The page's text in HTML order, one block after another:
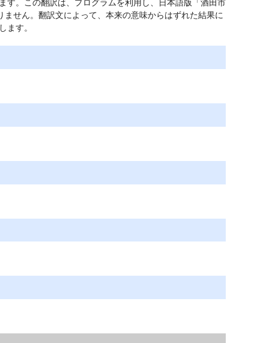
す。この翻訳は、プログラムを利用し、日本語版「酒田市
せん。翻訳文によって、本来の意味からはずれた結果に
ます。